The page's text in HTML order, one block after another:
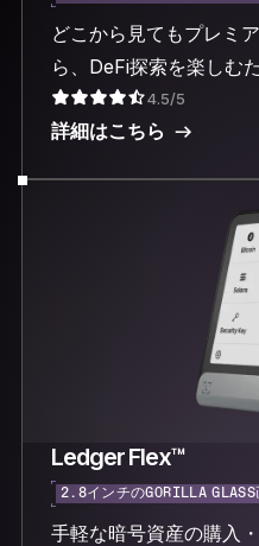
どこから見てもプレミ
ら、DeFi探索を楽しむ
4.5/5
詳細はこちら
Ledger Flex™
2.8インチのGORILLA GLASS
手軽な暗号資産の購入